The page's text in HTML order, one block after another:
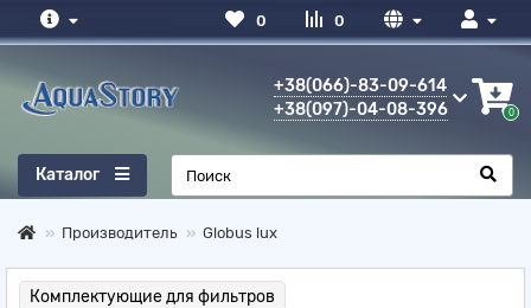
0
0
+38(066)-83-09-614
+38(097)-04-08-396
0
Каталог
Производитель Globus lux
Комплектующие для фильтров